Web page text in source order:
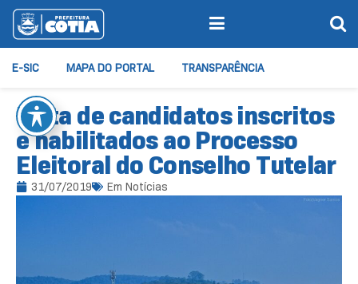
E-SIC MAPA DO PORTAL TRANSPARÊNCIA
Lista de candidatos inscritos
e habilitados ao Processo
Eleitoral do Conselho Tutelar
31/07/2019 Em Notícias